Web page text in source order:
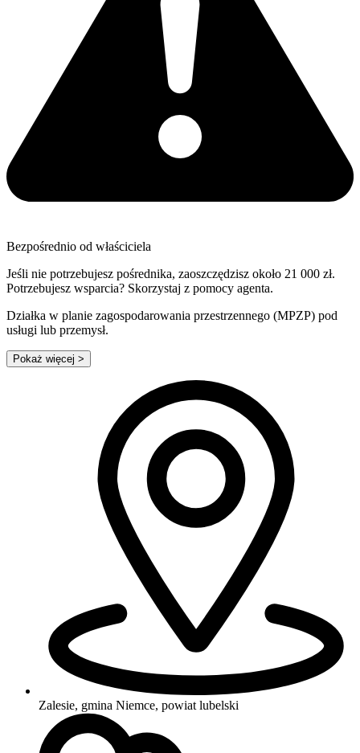
Bezpośrednio od właściciela
Jeśli nie potrzebujesz pośrednika, zaoszczędzisz około 21 000 zł.
Potrzebujesz wsparcia? Skorzystaj z pomocy agenta.
Działka w planie zagospodarowania przestrzennego (MPZP) pod
usługi lub przemysł.
Pokaż więcej >
Zalesie, gmina Niemce, powiat lubelski